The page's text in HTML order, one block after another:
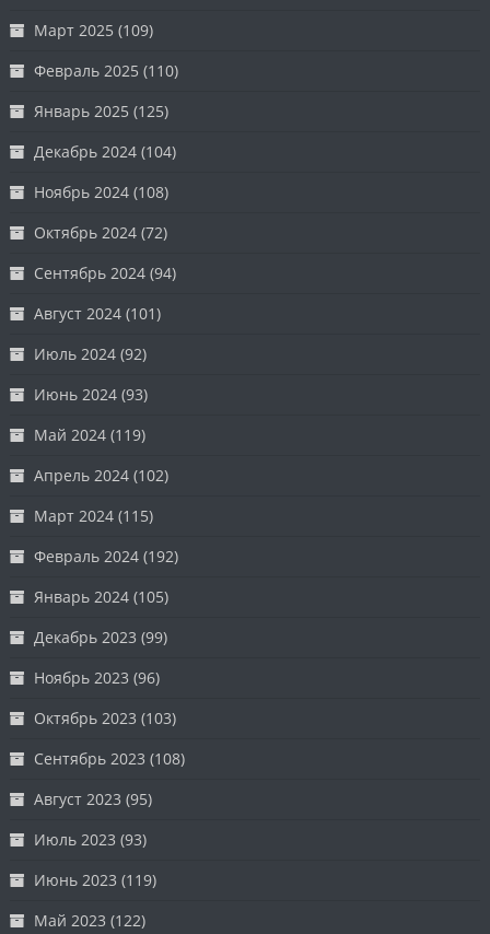
Март 2025 (109)
Февраль 2025 (110)
Январь 2025 (125)
Декабрь 2024 (104)
Ноябрь 2024 (108)
Октябрь 2024 (72)
Сентябрь 2024 (94)
Август 2024 (101)
Июль 2024 (92)
Июнь 2024 (93)
Май 2024 (119)
Апрель 2024 (102)
Март 2024 (115)
Февраль 2024 (192)
Январь 2024 (105)
Декабрь 2023 (99)
Ноябрь 2023 (96)
Октябрь 2023 (103)
Сентябрь 2023 (108)
Август 2023 (95)
Июль 2023 (93)
Июнь 2023 (119)
Май 2023 (122)